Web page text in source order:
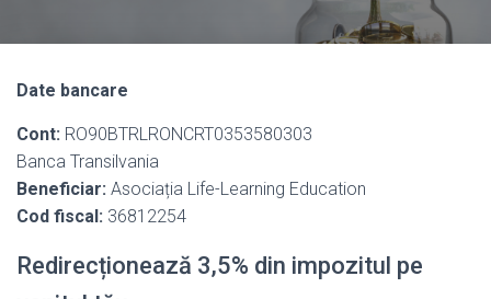
G
Date bancare
Cont: RO90BTRLRONCRT0353580303
Banca Transilvania
Beneficiar: Asociația Life-Learning Education
Cod fiscal: 36812254
Redirecționează 3,5% din impozitul pe